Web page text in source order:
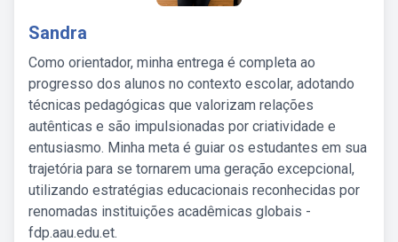
Sandra
Como orientador, minha entrega é completa ao
progresso dos alunos no contexto escolar, adotando
técnicas pedagógicas que valorizam relações
autênticas e são impulsionadas por criatividade e
entusiasmo. Minha meta é guiar os estudantes em sua
trajetória para se tornarem uma geração excepcional,
utilizando estratégias educacionais reconhecidas por
renomadas instituições acadêmicas globais -
fdp.aau.edu.et.